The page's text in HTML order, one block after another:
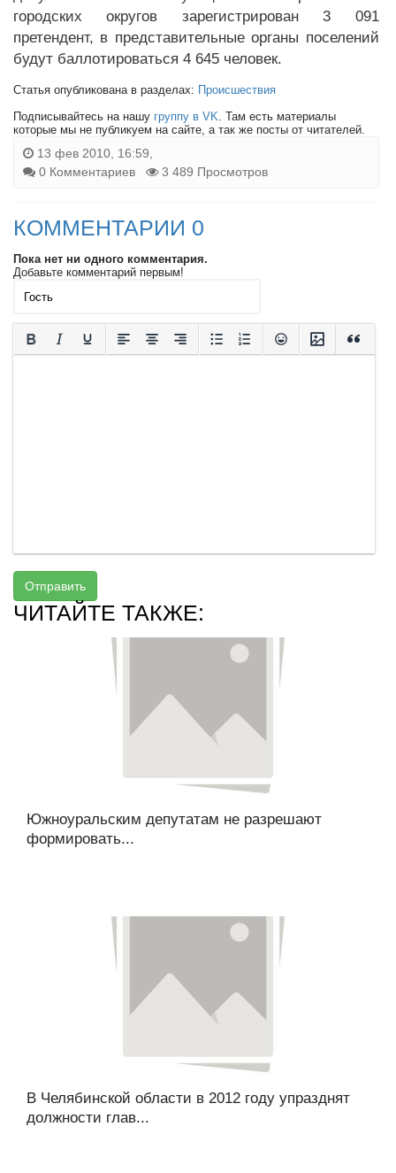
городских округов зарегистрирован 3 091
претендент, в представительные органы поселений
будут баллотироваться 4 645 человек.
Статья опубликована в разделах: Происшествия
Подписывайтесь на нашу группу в VK. Там есть материалы
которые мы не публикуем на сайте, а так же посты от читателей.
13 фев 2010, 16:59,
0 Комментариев
3 489 Просмотров
КОММЕНТАРИИ 0
Пока нет ни одного комментария.
Добавьте комментарий первым!
Отправить
ЧИТАЙТЕ ТАКЖЕ:
Южноуральским депутатам не разрешают
формировать...
В Челябинской области в 2012 году упразднят
должности глав...